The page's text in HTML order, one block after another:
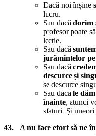
Dacă noi înșine
lucru.
Sau dacă dorim
profesor poate
lecție.
Sau dacă
jurămintelor
Sau dacă
descurce și
se descurce
Sau dacă le
înainte, atunci
sfaturi. Și uneori
43. A nu face efort să ne